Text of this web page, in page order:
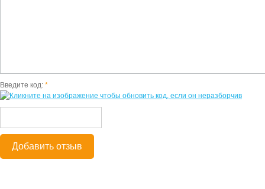
Введите код: *
Добавить отзыв